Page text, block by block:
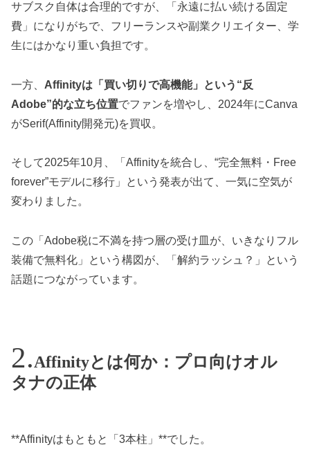
サブスク自体は合理的ですが、「永遠に払い続ける固定
費」になりがちで、フリーランスや副業クリエイター、学
生にはかなり重い負担です。
一方、 Affinityは「買い切りで高機能」という“反
Adobe”的な立ち位置でファンを増やし、2024年にCanva
がSerif(Affinity開発元)を買収。
そして2025年10月、「Affinityを統合し、“完全無料・Free
forever”モデルに移行」という発表が出て、一気に空気が
変わりました。
この「Adobe税に不満を持つ層の受け皿が、いきなりフル
装備で無料化」という構図が、「解約ラッシュ？」という
話題につながっています。
Affinityとは何か：プロ向けオル
タナの正体
**Affinityはもともと「3本柱」**でした。